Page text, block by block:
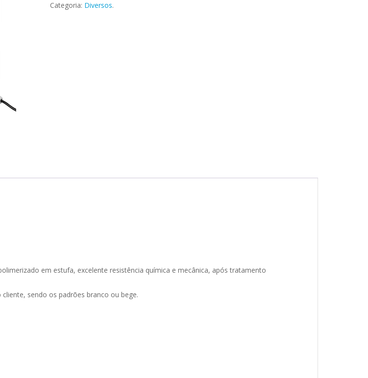
Categoria: Diversos.
em estufa, excelente resistência química e mecânica, após tratamento
sendo os padrões branco ou bege.